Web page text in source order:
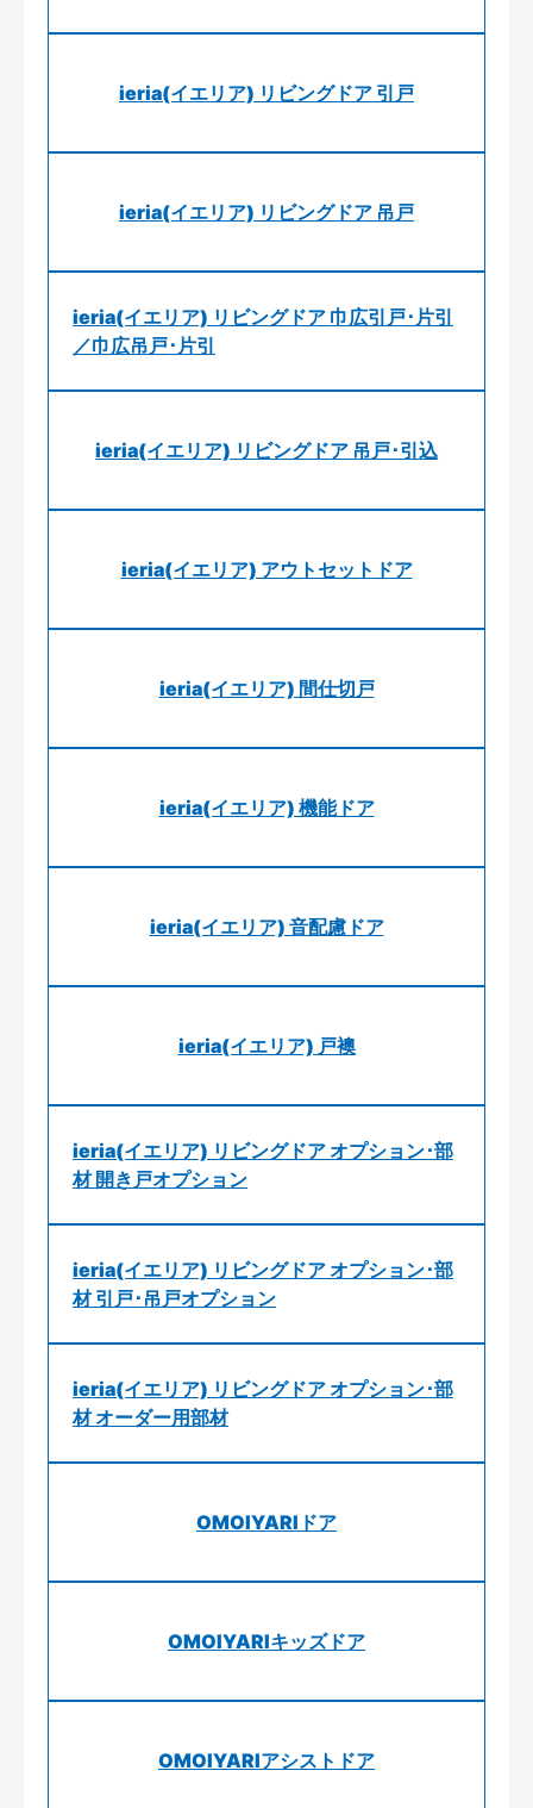
ieria(イエリア) リビングドア 引戸
ieria(イエリア) リビングドア 吊戸
ieria(イエリア) リビングドア 巾広引戸･片引
／巾広吊戸･片引
ieria(イエリア) リビングドア 吊戸･引込
ieria(イエリア) アウトセットドア
ieria(イエリア) 間仕切戸
ieria(イエリア) 機能ドア
ieria(イエリア) 音配慮ドア
ieria(イエリア) 戸襖
ieria(イエリア) リビングドア オプション･部
材 開き戸オプション
ieria(イエリア) リビングドア オプション･部
材 引戸･吊戸オプション
ieria(イエリア) リビングドア オプション･部
材 オーダー用部材
OMOIYARIドア
OMOIYARIキッズドア
OMOIYARIアシストドア